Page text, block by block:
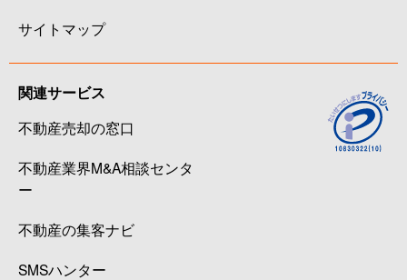
サイトマップ
関連サービス
不動産売却の窓口
不動産業界M&A相談センタ
ー
不動産の集客ナビ
SMSハンター